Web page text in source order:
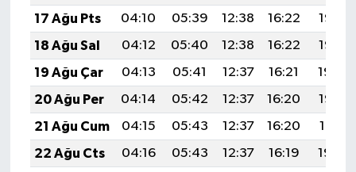
17 Ağu Pts
04:10 05:39 12:38 16:22
19:26
18 Ağu Sal
04:12 05:40 12:38 16:22
19:25
19 Ağu Çar
04:13 05:41 12:37 16:21
19:24
20 Ağu Per
04:14 05:42 12:37 16:20
19:22
21 Ağu Cum
04:15 05:43 12:37 16:20
19:21
22 Ağu Cts
04:16 05:43 12:37 16:19
19:20